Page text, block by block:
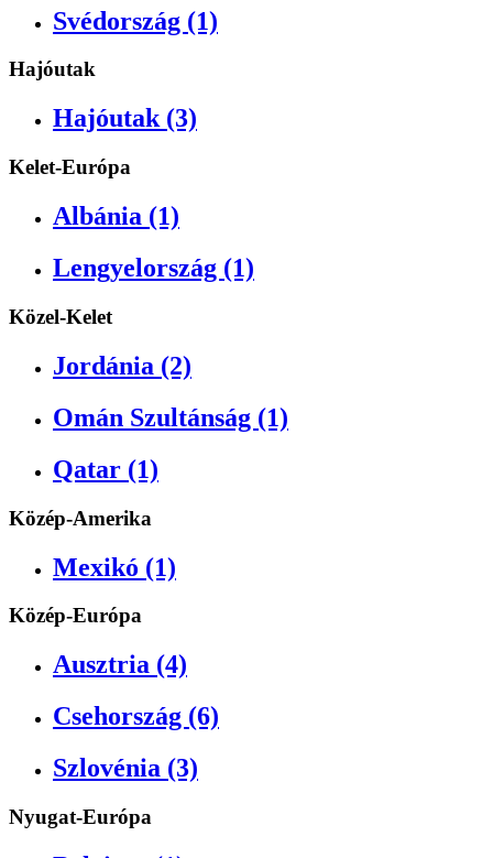
Svédország (1)
Hajóutak
Hajóutak (3)
Kelet-Európa
Albánia (1)
Lengyelország (1)
Közel-Kelet
Jordánia (2)
Omán Szultánság (1)
Qatar (1)
Közép-Amerika
Mexikó (1)
Közép-Európa
Ausztria (4)
Csehország (6)
Szlovénia (3)
Nyugat-Európa